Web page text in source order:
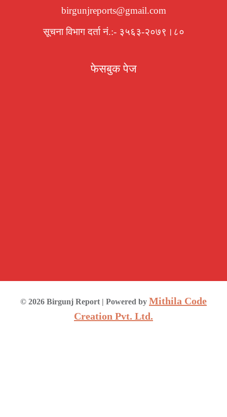
birgunjreports@gmail.com
सूचना विभाग दर्ता नं.:- ३५६३-२०७९।८०
फेसबुक पेज
© 2026 Birgunj Report | Powered by Mithila Code
Creation Pvt. Ltd.